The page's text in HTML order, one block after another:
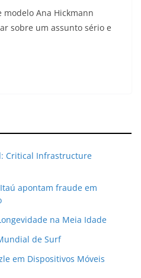
Ana Hickmann
sobre um assunto sério e
Critical Infrastructure
apontam fraude em
na Meia Idade
de Surf
em Dispositivos Móveis